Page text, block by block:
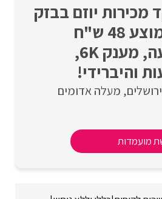
מכירות יוזם בבזק
– ממוצע 48 ש"ח
לשעה, מענק 6K,
והיברידי!
מעלה אדומים
מועמדות